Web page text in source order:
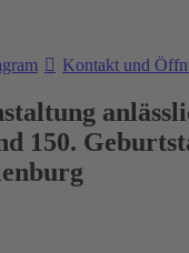
Kontakt und
150.